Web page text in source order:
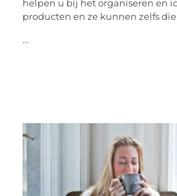
helpen u bij het organiseren en
producten en ze kunnen zelfs
...